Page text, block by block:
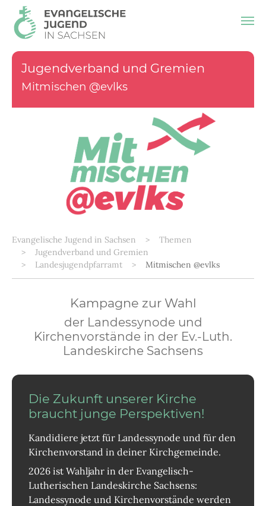
Zum Hauptinhalt springen
Jugendverband und Gremien
Mitmischen @evlks
Evangelische Jugend in Sachsen
Themen
Jugendverband und Gremien
Landesjugendpfarramt
Mitmischen @evlks
Kampagne zur Wahl
der Landessynode und
Kirchenvorstände in der Ev.-Luth.
Landeskirche Sachsens
Die Zukunft unserer Kirche
braucht junge Perspektiven!
Kandidiere jetzt für Landessynode und für den
Kirchenvorstand in deiner Kirchgemeinde.
2026 ist Wahljahr in der Evangelisch-
Lutherischen Landeskirche Sachsens:
Landessynode und Kirchenvorstände werden